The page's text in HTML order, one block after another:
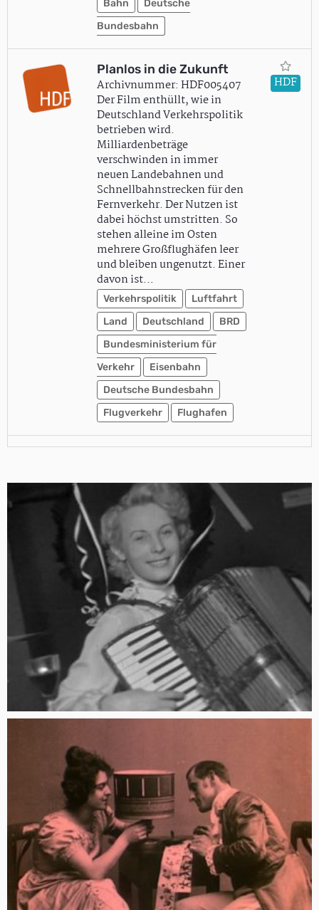
Bahn
Deutsche
Bundesbahn
Planlos in die Zukunft
Archivnummer: HDF005407
Der Film enthüllt, wie in
Deutschland Verkehrspolitik
betrieben wird.
Milliardenbeträge
verschwinden in immer
neuen Landebahnen und
Schnellbahnstrecken für den
Fernverkehr. Der Nutzen ist
dabei höchst umstritten. So
stehen alleine im Osten
mehrere Großflughäfen leer
und bleiben ungenutzt. Einer
davon ist…
Verkehrspolitik
Luftfahrt
Land
Deutschland
BRD
Bundesministerium für
Verkehr
Eisenbahn
Deutsche Bundesbahn
Flugverkehr
Flughafen
HDF